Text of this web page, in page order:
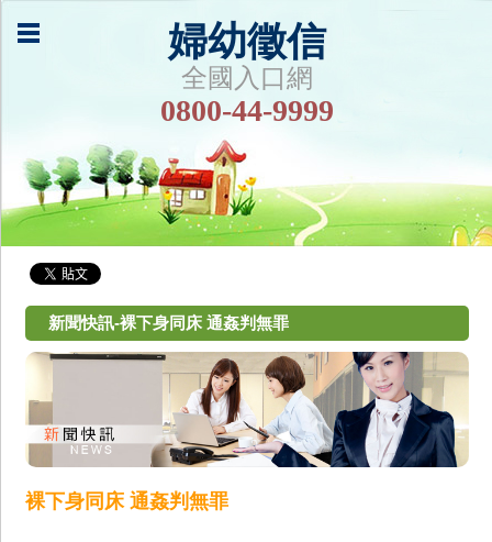
婦幼徵信
全國入口網
0800-44-9999
新聞快訊-裸下身同床 通姦判無罪
裸下身同床 通姦判無罪